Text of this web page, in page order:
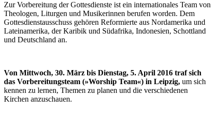
Zur Vorbereitung der Gottesdienste ist ein internationales Team von
Theologen, Liturgen und Musikerinnen berufen worden. Dem
Gottesdienstausschuss gehören Reformierte aus Nordamerika und
Lateinamerika, der Karibik und Südafrika, Indonesien, Schottland
und Deutschland an.
Von Mittwoch, 30. März bis Dienstag, 5. April 2016 traf sich
das Vorbereitungsteam (»Worship Team«) in Leipzig, um sich
kennen zu lernen, Themen zu planen und die verschiedenen
Kirchen anzuschauen.